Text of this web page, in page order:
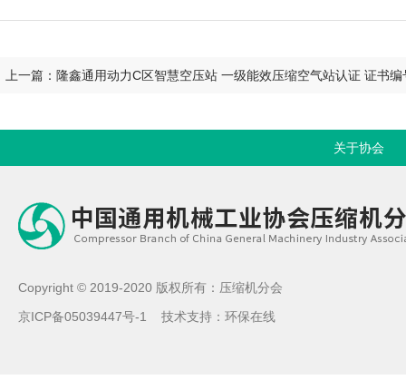
上一篇：隆鑫通用动力C区智慧空压站 一级能效压缩空气站认证 证书
关于协会
Copyright © 2019-2020 版权所有：压缩机分会
京ICP备05039447号-1
技术支持： 环保在线